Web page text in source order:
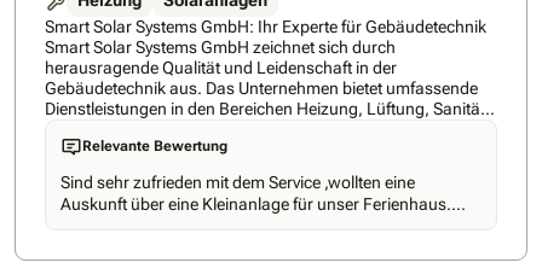
Smart Solar Systems GmbH: Ihr Experte für Gebäudetechnik
Smart Solar Systems GmbH zeichnet sich durch
herausragende Qualität und Leidenschaft in der
Gebäudetechnik aus. Das Unternehmen bietet umfassende
Dienstleistungen in den Bereichen Heizung, Lüftung, Sanitär,
Kälte und Planung an. Mit dem Ziel, die Umstellung auf
erneuerbare Energien zu unterstützen, trägt Smart Solar
Systems GmbH maßgeblich zur Erreichung der
schweizerischen Energieziele bei. Kundenorientierung, beste
Preis-Leistungs-Verhältnisse und eine strukturierte
Arbeitsweise machen Smart Solar Systems GmbH zu einem
Relevante Bewertung
Sind sehr zufrieden mit dem Service ,wollten eine
Auskunft über eine Kleinanlage für unser Ferienhaus.
Werden uns melden, wenn es um unsere Heizung in